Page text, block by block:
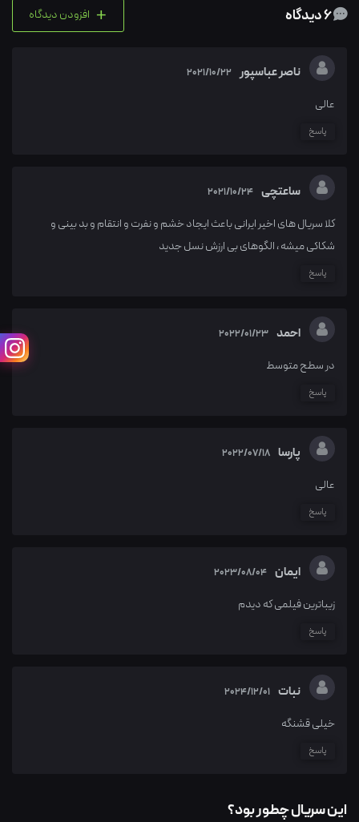
+ افزودن دیدگاه
ناصر عباسپور 2021/10/22
عالی
پاسخ
ساعتچی 2021/10/24
کلا سریال های اخیر ایرانی باعث ایجاد خشم و نفرت و انتقام و بد بینی و
شکاکی میشه ، الگوهای بی ارزش نسل جدید
پاسخ
احمد 2022/01/23
در سطح متوسط
پاسخ
پارسا 2022/07/18
عالی
پاسخ
ایمان 2023/08/04
زیباترین فیلمی که دیدم
پاسخ
نبات 2024/12/01
خیلی قشنگه
پاسخ
این سریال چطور بود؟